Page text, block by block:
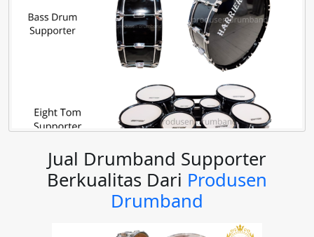
Jual Drumband Supporter
Berkualitas Dari Produsen
Drumband